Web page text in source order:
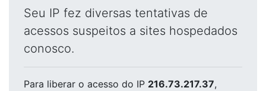
Seu IP fez diversas tentativas de
acessos suspeitos a sites hospedados
conosco.
Para liberar o acesso do IP 216.73.217.37,